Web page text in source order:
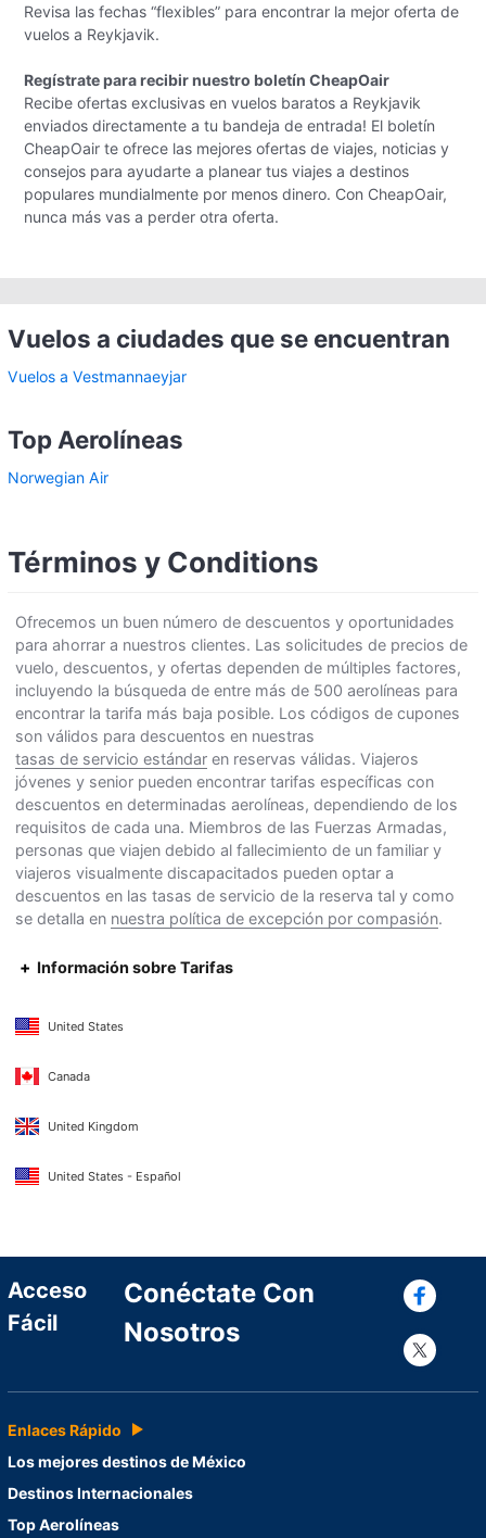
Revisa las fechas “flexibles” para encontrar la mejor oferta de
vuelos a Reykjavik.
Regístrate para recibir nuestro boletín CheapOair
Recibe ofertas exclusivas en vuelos baratos a Reykjavik
enviados directamente a tu bandeja de entrada! El boletín
CheapOair te ofrece las mejores ofertas de viajes, noticias y
consejos para ayudarte a planear tus viajes a destinos
populares mundialmente por menos dinero. Con CheapOair,
nunca más vas a perder otra oferta.
Vuelos a ciudades que se encuentran
Vuelos a Vestmannaeyjar
Top Aerolíneas
Norwegian Air
Términos y Conditions
Ofrecemos un buen número de descuentos y oportunidades
para ahorrar a nuestros clientes. Las solicitudes de precios de
vuelo, descuentos, y ofertas dependen de múltiples factores,
incluyendo la búsqueda de entre más de 500 aerolíneas para
encontrar la tarifa más baja posible. Los códigos de cupones
son válidos para descuentos en nuestras
tasas de servicio estándar en reservas válidas. Viajeros
jóvenes y senior pueden encontrar tarifas específicas con
descuentos en determinadas aerolíneas, dependiendo de los
requisitos de cada una. Miembros de las Fuerzas Armadas,
personas que viajen debido al fallecimiento de un familiar y
viajeros visualmente discapacitados pueden optar a
descuentos en las tasas de servicio de la reserva tal y como
se detalla en nuestra política de excepción por compasión.
Información sobre Tarifas
United States
Canada
United Kingdom
United States - Español
Acceso
Fácil
Conéctate Con
Nosotros
Enlaces Rápido
Los mejores destinos de México
Destinos Internacionales
Top Aerolíneas